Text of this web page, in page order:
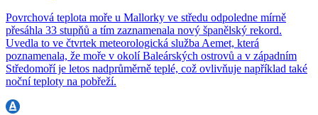
Povrchová teplota moře u Mallorky ve středu odpoledne mírně
přesáhla 33 stupňů a tím zaznamenala nový španělský rekord.
Uvedla to ve čtvrtek meteorologická služba Aemet, která
poznamenala, že moře v okolí Baleárských ostrovů a v západním
Středomoří je letos nadprůměrně teplé, což ovlivňuje například také
noční teploty na pobřeží.